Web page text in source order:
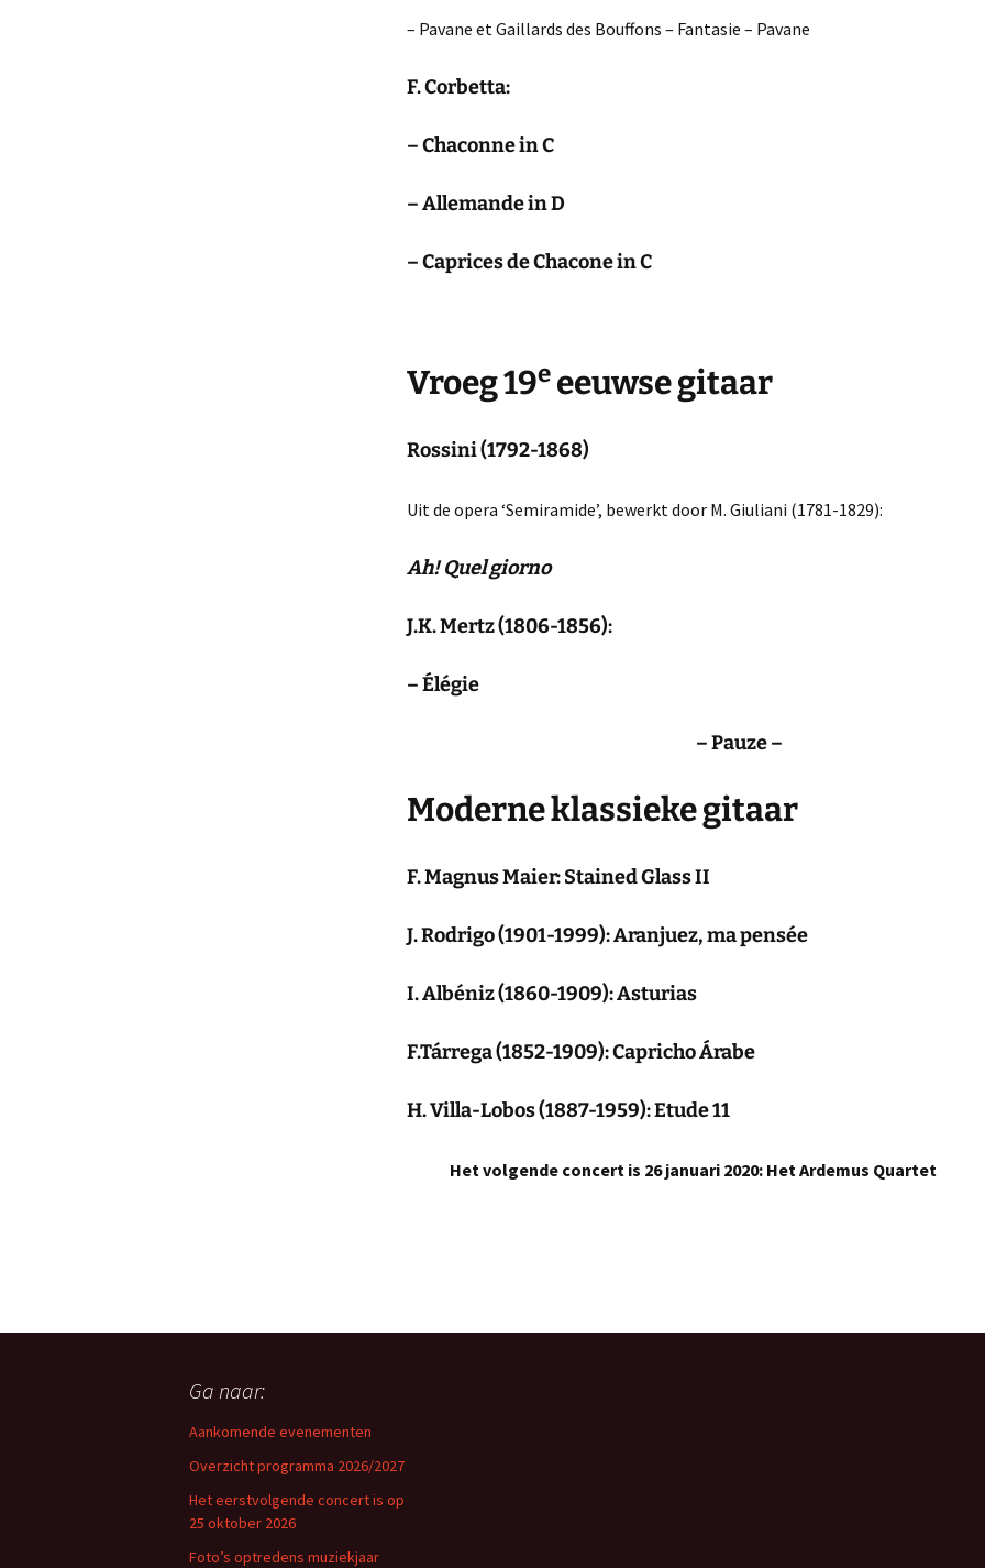
– Pavane et Gaillards des Bouffons – Fantasie – Pavane
F. Corbetta:
– Chaconne in C
– Allemande in D
– Caprices de Chacone in C
Vroeg 19e eeuwse gitaar
Rossini (1792-1868)
Uit de opera ‘Semiramide’, bewerkt door M. Giuliani (1781-1829):
Ah! Quel giorno
J.K. Mertz (1806-1856):
– Élégie
– Pauze –
Moderne klassieke gitaar
F. Magnus Maier: Stained Glass II
J. Rodrigo (1901-1999): Aranjuez, ma pensée
I. Albéniz (1860-1909): Asturias
F.Tárrega (1852-1909): Capricho Árabe
H. Villa-Lobos (1887-1959): Etude 11
Het volgende concert is 26 januari 2020: Het Ardemus Quartet
Ga naar:
Aankomende evenementen
Overzicht programma 2026/2027
Het eerstvolgende concert is op
25 oktober 2026
Foto’s optredens muziekjaar